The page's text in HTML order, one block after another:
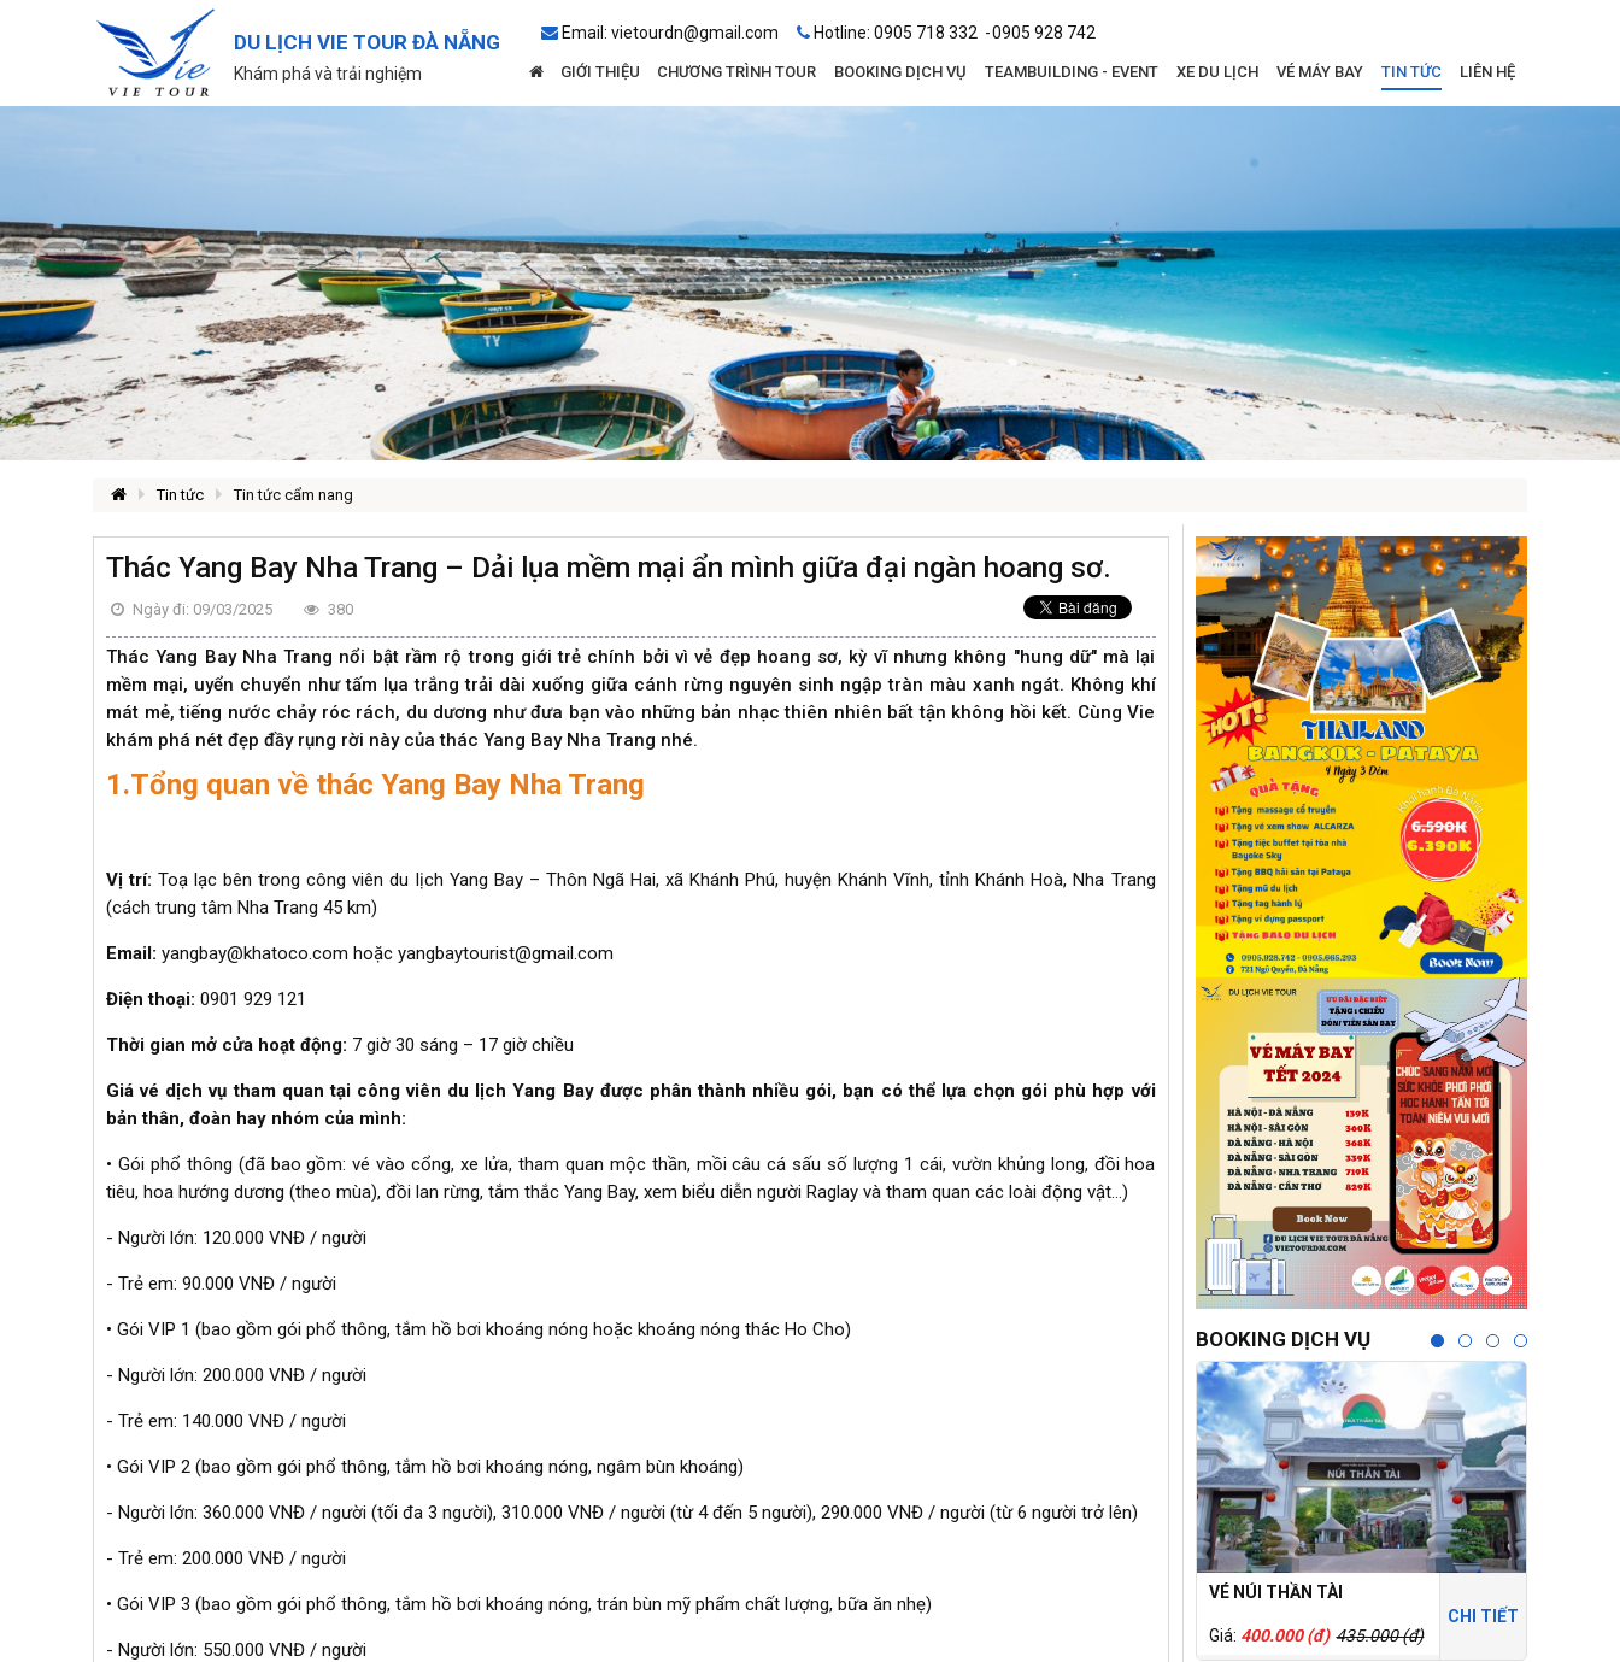
DU LỊCH VIE TOUR ĐÀ NẴNG
Khám phá và trải nghiệm
Email: vietourdn@gmail.com Hotline: 0905 718 332 0905 928 742
GIỚI THIỆU CHƯƠNG TRÌNH TOUR BOOKING DỊCH VỤ TEAMBUILDING - EVENT XE DU LỊCH VÉ MÁY BAY TIN TỨC LIÊN HỆ
Tin tức Tin tức cẩm nang
Thác Yang Bay Nha Trang – Dải lụa mềm mại ẩn mình giữa đại ngàn hoang sơ.
Ngày đi: 09/03/2025 380
Thác Yang Bay Nha Trang nổi bật rầm rộ trong giới trẻ chính bởi vì vẻ đẹp hoang sơ, kỳ vĩ nhưng không "hung dữ" mà lại
mềm mại, uyển chuyển như tấm lụa trắng trải dài xuống giữa cánh rừng nguyên sinh ngập tràn màu xanh ngát. Không khí
mát mẻ, tiếng nước chảy róc rách, du dương như đưa bạn vào những bản nhạc thiên nhiên bất tận không hồi kết. Cùng Vie
khám phá nét đẹp đầy rụng rời này của thác Yang Bay Nha Trang nhé.
1.Tổng quan về thác Yang Bay Nha Trang
Vị trí: Toạ lạc bên trong công viên du lịch Yang Bay – Thôn Ngã Hai, xã Khánh Phú, huyện Khánh Vĩnh, tỉnh Khánh Hoà, Nha Trang
(cách trung tâm Nha Trang 45 km)
Email: yangbay@khatoco.com hoặc yangbaytourist@gmail.com
Điện thoại: 0901 929 121
Thời gian mở cửa hoạt động: 7 giờ 30 sáng – 17 giờ chiều
Giá vé dịch vụ tham quan tại công viên du lịch Yang Bay được phân thành nhiều gói, bạn có thể lựa chọn gói phù hợp với
bản thân, đoàn hay nhóm của mình:
• Gói phổ thông (đã bao gồm: vé vào cổng, xe lửa, tham quan mộc thần, mồi câu cá sấu số lượng 1 cái, vườn khủng long, đồi hoa
tiêu, hoa hướng dương (theo mùa), đồi lan rừng, tắm thắc Yang Bay, xem biểu diễn người Raglay và tham quan các loài động vật…)
- Người lớn: 120.000 VNĐ / người
- Trẻ em: 90.000 VNĐ / người
• Gói VIP 1 (bao gồm gói phổ thông, tắm hồ bơi khoáng nóng hoặc khoáng nóng thác Ho Cho)
- Người lớn: 200.000 VNĐ / người
- Trẻ em: 140.000 VNĐ / người
• Gói VIP 2 (bao gồm gói phổ thông, tắm hồ bơi khoáng nóng, ngâm bùn khoáng)
- Người lớn: 360.000 VNĐ / người (tối đa 3 người), 310.000 VNĐ / người (từ 4 đến 5 người), 290.000 VNĐ / người (từ 6 người trở lên)
- Trẻ em: 200.000 VNĐ / người
• Gói VIP 3 (bao gồm gói phổ thông, tắm hồ bơi khoáng nóng, trán bùn mỹ phẩm chất lượng, bữa ăn nhẹ)
- Người lớn: 550.000 VNĐ / người
BOOKING DỊCH VỤ
VÉ NÚI THẦN TÀI
Giá: 400.000 (đ) 435.000 (đ)
CHI TIẾT